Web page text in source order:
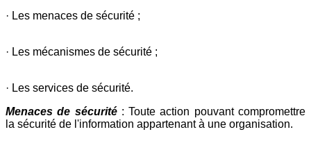
· Les menaces de sécurité ;
· Les mécanismes de sécurité ;
· Les services de sécurité.
Menaces de sécurité: Toute action pouvant compromettre
la sécurité de l'information appartenant à une organisation.